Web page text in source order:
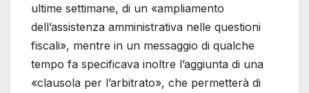
ultime settimane, di un «ampliamento
dell’assistenza amministrativa nelle questioni
fiscali», mentre in un messaggio di qualche
tempo fa specificava inoltre l’aggiunta di una
«clausola per l’arbitrato», che permetterà di